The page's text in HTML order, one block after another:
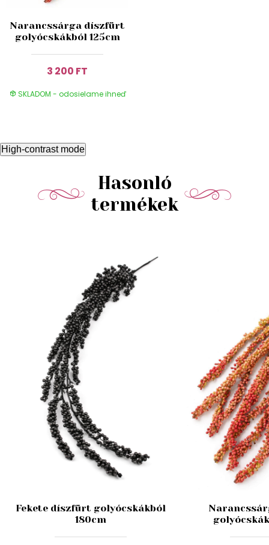
Narancssárga díszfürt
golyócskákból 125cm
3 200 FT
SKLADOM - odosielame ihneď
High-contrast mode
Hasonló
termékek
Fekete díszfürt golyócskákból
180cm